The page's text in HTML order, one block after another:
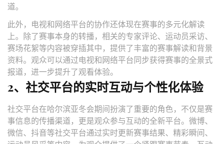
道。
此外，电视和网络平台的协作还体现在赛事的多元化解读
上。除了赛事本身的转播，相关的专家评论、运动员采访、
赛场花絮等内容被穿插其中，提供了丰富的赛事解读和背景
资料。观众可以通过电视和网络平台同步获得赛事的全景式
报道，进一步提升了观看体验。
2、社交平台的实时互动与个性化体验
社交平台在哈尔滨亚冬会期间扮演了重要的角色，不仅是赛
事信息的传播渠道，更是观众参与互动的全新平台。微博、
微信、抖音等社交平台通过实时更新赛事结果、精彩瞬间、